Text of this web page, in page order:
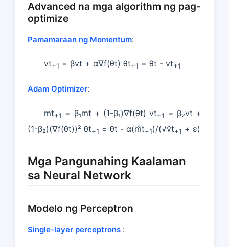
Advanced na mga algorithm ng pag-
optimize
Pamamaraan ng Momentum:
vt+1 = βvt + α∇f(θt) θt+1 = θt - vt+1
Adam Optimizer:
mt+1 = β₁mt + (1-β₁)∇f(θt) vt+1 = β₂vt +
(1-β₂)(∇f(θt))² θt+1 = θt - α(m̂t+1)/(√v̂t+1 + ε)
Mga Pangunahing Kaalaman
sa Neural Network
Modelo ng Perceptron
Single-layer perceptrons :